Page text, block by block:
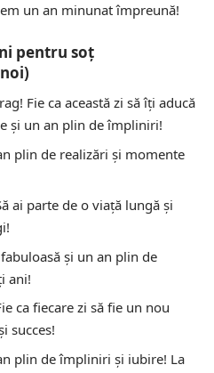
un an minunat împreună!
pentru soț
Fie ca această zi să îți aducă
și un an plin de împliniri!
plin de realizări și momente
ai parte de o viață lungă și
și un an plin de
ani!
ca fiecare zi să fie un nou
succes!
plin de împliniri și iubire! La